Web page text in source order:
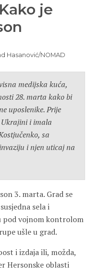
je
Hasanović/NOMAD
medijska kuća,
28. marta kako bi
uposlenike. Prije
i imala
sa
i njen uticaj na
3. marta. Grad se
sela i
pod vojnom kontrolom
ušle u grad.
i izdaja ili, možda,
Hersonske oblasti